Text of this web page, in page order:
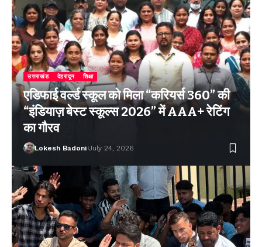
उत्तराखंड देहरादून शिक्षा
एडिफाई वर्ल्ड स्कूल को मिला “करियर्स 360” की
“इंडियाज़ बेस्ट स्कूल्स 2026” में AAA+ रेटिंग
का गौरव
Lokesh Badoni July 24, 2026